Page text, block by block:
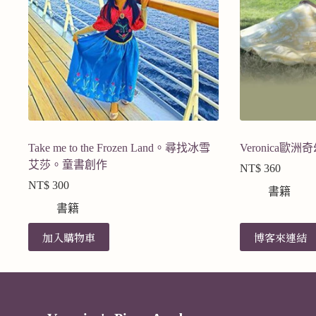
Take me to the Frozen Land。尋找冰雪
艾莎。童書創作
NT$ 300
書籍
加入購物車
Veronica歐洲
NT$ 360
書籍
博客來連結